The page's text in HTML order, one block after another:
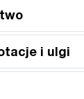
i ulgi